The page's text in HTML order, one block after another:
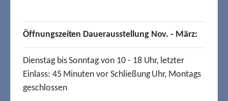
Öffnungszeiten Dauerausstellung Nov. - März:
Dienstag bis Sonntag von 10 - 18 Uhr, letzter
Einlass: 45 Minuten vor Schließung Uhr, Montags
geschlossen